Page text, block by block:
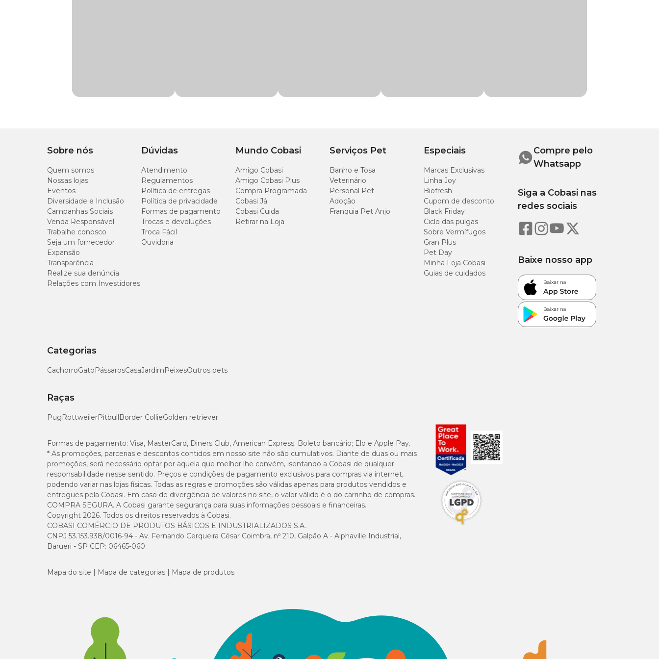
apoio ao desempenho reprodutivo.
De forma complementar, a suplementação contribui para a manutenção da função digestiva e para o melhor aproveitamento dos nutrientes da dieta em
cães, gatos e aves, conforme orientação nutricional ou veterinária.
Quais são os benefícios do Organew para a saúde intestinal?
A suplementação com Organew Vetnil contribui para a saúde intestinal ao favorecer um ambiente digestivo mais equilibrado e eficiente, refletindo
diretamente no aproveitamento da alimentação.
Esse efeito está relacionado à ação conjunta de leveduras vivas, frutooligossacarídeos (FOS) e mananoligossacarídeos (MOS), que ajudam a
organizar a flora intestinal.
melhora da digestibilidade dos alimentos;
otimização do aproveitamento dos nutrientes da dieta;
De forma integrada, esses benefíciosfavorecem o funcionamento adequado do sistema digestivo de cães, gatos e aves
, especialmente em fases
ou situações que exigem maior suporte nutricional.
Como usar o Organew corretamente?
O Organew deve ser utilizado por via oral, sempre adicionado ao alimento, conforme a dosagem indicada para cada espécie.
Modo de usar do Organew:
Espécie
Pequenas aves
Sobre nós
Quem somos
Nossas lojas
Eventos
Diversidade e Inclusão
Campanhas Sociais
Venda Responsável
Trabalhe conosco
Seja um fornecedor
Expansão
Transparência
Realize sua denúncia
Relações com Investidores
Dúvidas
Atendimento
Regulamentos
Política de entregas
Política de privacidade
Formas de pagamento
Trocas e devoluções
Troca Fácil
Ouvidoria
Mundo Cobasi
Amigo Cobasi
Amigo Cobasi Plus
Compra Programada
Cobasi Já
Cobasi Cuida
Retirar na Loja
Serviços Pet
Banho e Tosa
Veterinário
Personal Pet
Adoção
Franquia Pet Anjo
Especiais
Marcas Exclusivas
Linha Joy
Biofresh
Cupom de desconto
Black Friday
Ciclo das pulgas
Sobre Vermífugos
Gran Plus
Pet Day
Minha Loja Cobasi
Guias de cuidados
Categorias
CachorroGatoPássarosCasaJardimPeixesOutros pets
Raças
PugRottweilerPitbullBorder CollieGolden retriever
Compre pelo
Whatsapp
Siga a Cobasi nas
redes sociais
Baixe nosso app
Formas de pagamento: Visa, MasterCard, Diners Club, American Express; Boleto bancário; Elo e Apple Pay.
* As promoções, parcerias e descontos contidos em nosso site não são cumulativos. Diante de duas ou mais
promoções, será necessário optar por aquela que melhor lhe convém, isentando a Cobasi de qualquer
responsabilidade nesse sentido. Preços e condições de pagamento exclusivos para compras via internet,
podendo variar nas lojas físicas. Todas as regras e promoções são válidas apenas para produtos vendidos e
entregues pela Cobasi. Em caso de divergência de valores no site, o valor válido é o do carrinho de compras.
COMPRA SEGURA. A Cobasi garante segurança para suas informações pessoais e financeiras.
Copyright 2026. Todos os direitos reservados à Cobasi.
COBASI COMÉRCIO DE PRODUTOS BÁSICOS E INDUSTRIALIZADOS S.A.
CNPJ 53.153.938/0016-94 - Av. Fernando Cerqueira César Coimbra, nº 210, Galpão A - Alphaville Industrial,
Barueri - SP CEP: 06465-060
Mapa do site Mapa de categorias Mapa de produtos